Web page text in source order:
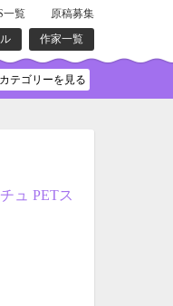
一覧
原稿募集
作家一覧
ュ PETス